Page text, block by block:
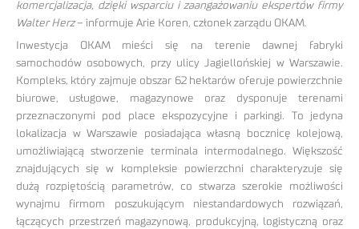
komercjalizacja, dzięki wsparciu i zaangażowaniu ekspertów firmy
Walter Herz– informuje Arie Koren, członek zarządu OKAM.
Inwestycja OKAM mieści się na terenie dawnej fabryki
samochodów osobowych, przy ulicy Jagiellońskiej w Warszawie.
Kompleks, który zajmuje obszar 62 hektarów oferuje powierzchnie
biurowe, usługowe, magazynowe oraz dysponuje terenami
przeznaczonymi pod place ekspozycyjne i parkingi. To jedyna
lokalizacja w Warszawie posiadająca własną bocznicę kolejową,
umożliwiającą stworzenie terminala intermodalnego. Większość
znajdujących się w kompleksie powierzchni charakteryzuje się
dużą rozpiętością parametrów, co stwarza szerokie możliwości
wynajmu firmom poszukującym niestandardowych rozwiązań,
łączących przestrzeń magazynową, produkcyjną, logistyczną oraz